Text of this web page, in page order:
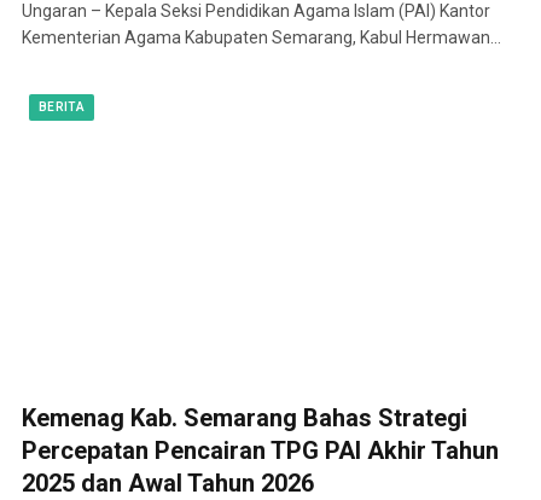
Ungaran – Kepala Seksi Pendidikan Agama Islam (PAI) Kantor
Kementerian Agama Kabupaten Semarang, Kabul Hermawan…
BERITA
Kemenag Kab. Semarang Bahas Strategi
Percepatan Pencairan TPG PAI Akhir Tahun
2025 dan Awal Tahun 2026